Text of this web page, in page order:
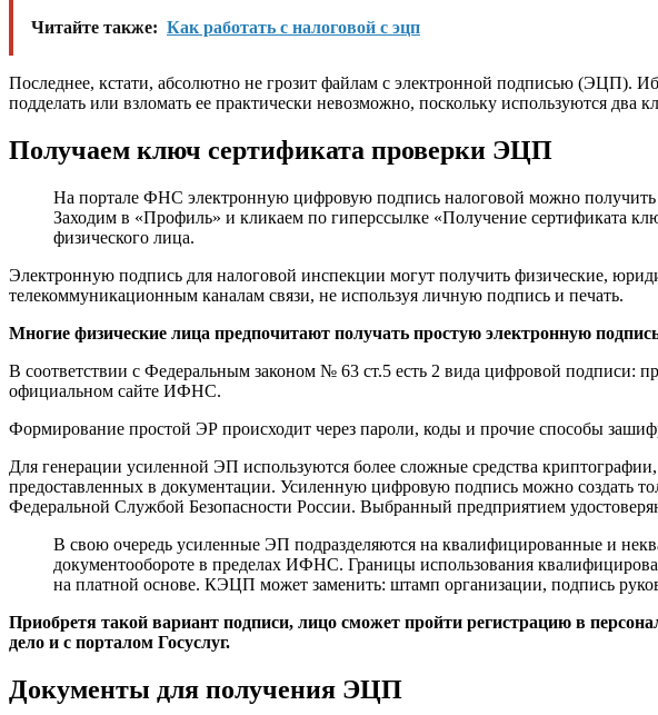
Читайте также: Как работать с налоговой с эцп
Последнее, кстати, абсолютно не грозит файлам с электронной подписью (ЭЦП).
подделать или взломать ее практически невозможно, поскольку используются
Получаем ключ сертификата проверки ЭЦП
На портале ФНС электронную цифровую подпись налоговой можно получить
Заходим в «Профиль» и кликаем по гиперссылке «Получение сертификата
физического лица.
Электронную подпись для налоговой инспекции могут получить физические,
телекоммуникационным каналам связи, не используя личную подпись и печать.
Многие физические лица предпочитают получать простую электронную
В соответствии с Федеральным законом № 63 ст.5 есть 2 вида цифровой подписи:
официальном сайте ИФНС.
Формирование простой ЭР происходит через пароли, коды и прочие способы
Для генерации усиленной ЭП используются более сложные средства
предоставленных в документации. Усиленную цифровую подпись можно создать
Федеральной Службой Безопасности России. Выбранный предприятием
В свою очередь усиленные ЭП подразделяются на квалифицированные и
документообороте в пределах ИФНС. Границы использования
на платной основе. КЭЦП может заменить: штамп организации, подпись
Приобретя такой вариант подписи, лицо сможет пройти регистрацию в
дело и с порталом Госуслуг.
Документы для получения ЭЦП